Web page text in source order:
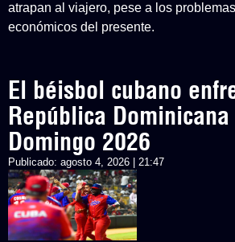
atrapan al viajero, pese a los problemas
económicos del presente.
El béisbol cubano
República
Domingo 2026
Publicado: agosto 4, 2026 | 21:47